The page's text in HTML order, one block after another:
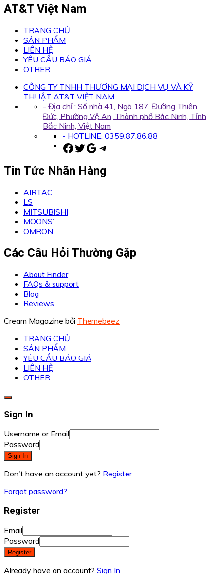
AT&T Việt Nam
TRANG CHỦ
SẢN PHẨM
LIÊN HỆ
YÊU CẦU BÁO GIÁ
OTHER
CÔNG TY TNHH THƯƠNG MẠI DỊCH VỤ VÀ KỸ
THUẬT AT&T VIỆT NAM
- Địa chỉ : Số nhà 41, Ngõ 187, Đường Thiên
Đức, Phường Vệ An, Thành phố Bắc Ninh, Tỉnh
Bắc Ninh, Việt Nam
- HOTLINE: 0359.87.86.88
Facebook
Twitter
Google
Telegram
Tin Tức Nhãn Hàng
AIRTAC
LS
MITSUBISHI
MOONS’
OMRON
Các Câu Hỏi Thường Gặp
About Finder
FAQs & support
Blog
Reviews
Cream Magazine bởi Themebeez
TRANG CHỦ
SẢN PHẨM
YÊU CẦU BÁO GIÁ
LIÊN HỆ
OTHER
Sign In
Username or Email
Password
Sign In
Don't have an account yet? Register
Forgot password?
Register
Email
Password
Register
Already have an account? Sign In